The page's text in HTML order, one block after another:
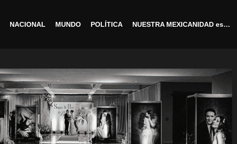
NACIONAL MUNDO POLÍTICA NUESTRA MEXICANIDAD es…